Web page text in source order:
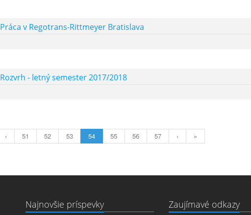
Práca v Regotrans-Rittmeyer Bratislava
Rozvrh - letný semester 2017/2018
‹ 51 52 53 54 55 56 57 › »
Najnovšie príspevky Zaujímavé odkazy